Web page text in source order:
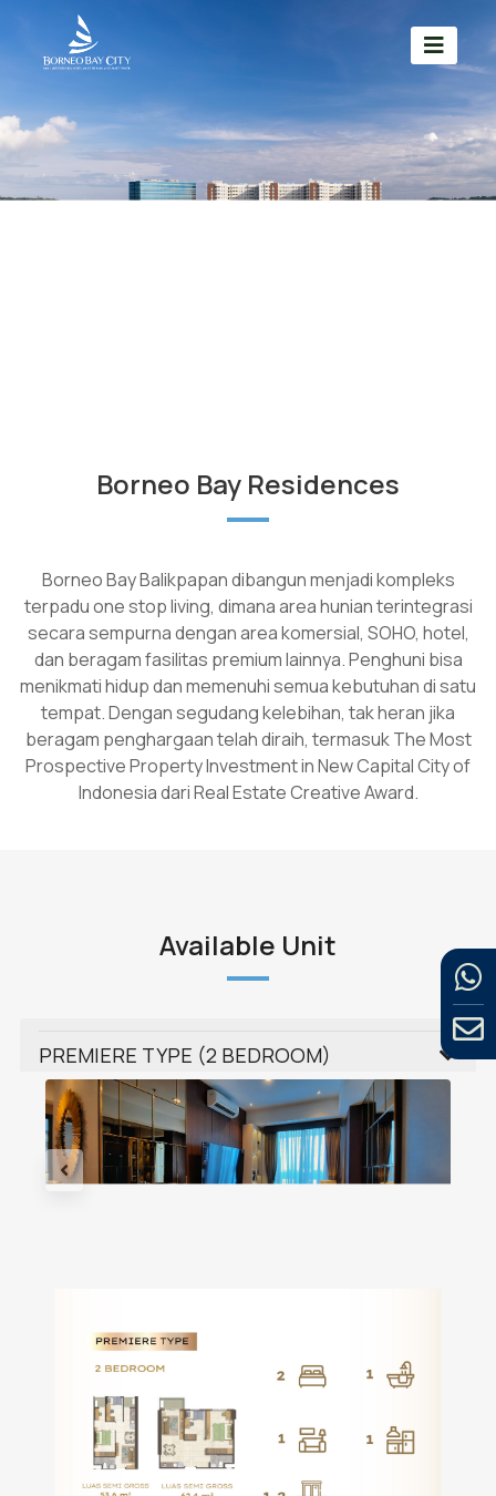
Borneo Bay Residences
Borneo Bay Balikpapan dibangun menjadi kompleks
terpadu one stop living, dimana area hunian terintegrasi
secara sempurna dengan area komersial, SOHO, hotel,
dan beragam fasilitas premium lainnya. Penghuni bisa
menikmati hidup dan memenuhi semua kebutuhan di satu
tempat. Dengan segudang kelebihan, tak heran jika
beragam penghargaan telah diraih, termasuk The Most
Prospective Property Investment in New Capital City of
Indonesia dari Real Estate Creative Award.
Available Unit
PREMIERE TYPE (2 BEDROOM)